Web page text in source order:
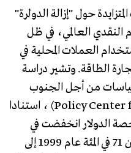
حول "إزالة الدولرة"
العالمي، في ظل
العملات المحلية في
الطاقة. وتشير دراسة
السياسات من أجل الجنوب
الجديد" (Policy Center for the New South) ، استنادا
الدولار انخفضت في
الاحتياطيات الرسمية العالمية من 71 في المئة عام 1999 إلى